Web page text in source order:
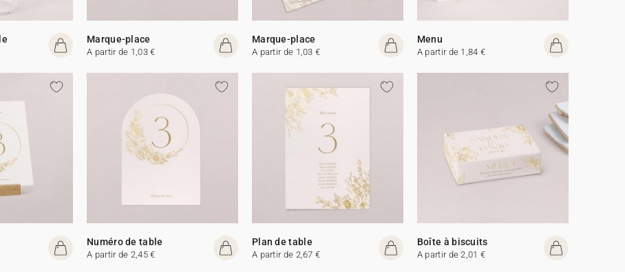
Marque-place
A partir de 1,03 €
Marque-place
A partir de 1,03 €
Menu
A partir de 1,84 €
Numéro de table
A partir de 2,45 €
Plan de table
A partir de 2,67 €
Boîte à biscuits
A partir de 2,01 €